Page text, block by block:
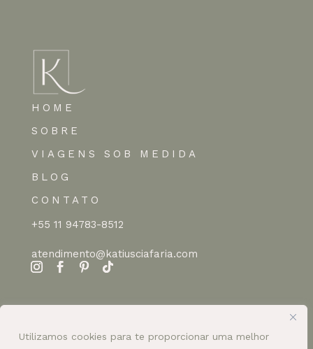
Utilizamos cookies para te proporcionar uma melhor
HOME
SOBRE
VIAGENS SOB MEDIDA
BLOG
CONTATO
+55 11 94783-8512
atendimento@katiusciafaria.com